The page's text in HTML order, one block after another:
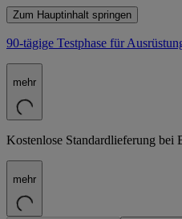
Zum Hauptinhalt springen
90-tägige Testphase für
mehr
Kostenlose Standardlieferung bei
mehr